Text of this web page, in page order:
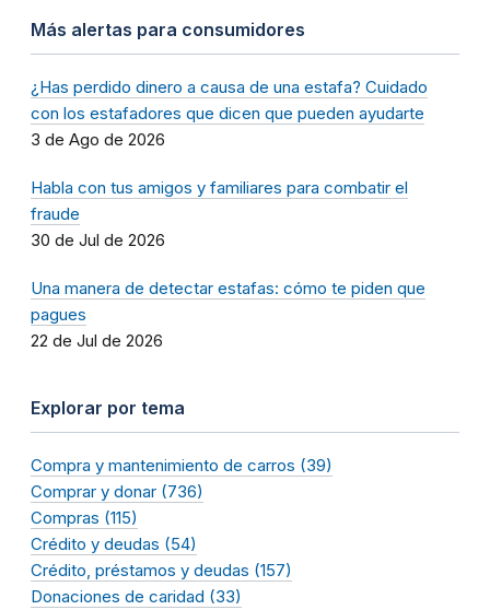
Más alertas para consumidores
¿Has perdido dinero a causa de una estafa? Cuidado
con los estafadores que dicen que pueden ayudarte
3 de Ago de 2026
Habla con tus amigos y familiares para combatir el
fraude
30 de Jul de 2026
Una manera de detectar estafas: cómo te piden que
pagues
22 de Jul de 2026
Explorar por tema
Compra y mantenimiento de carros (39)
Comprar y donar (736)
Compras (115)
Crédito y deudas (54)
Crédito, préstamos y deudas (157)
Donaciones de caridad (33)